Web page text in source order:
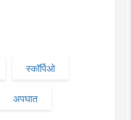
स्कॉर्पिओ
अपघात